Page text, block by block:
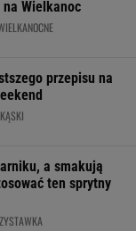
Wielkanoc
przepisu na
a smakują
ten sprytny